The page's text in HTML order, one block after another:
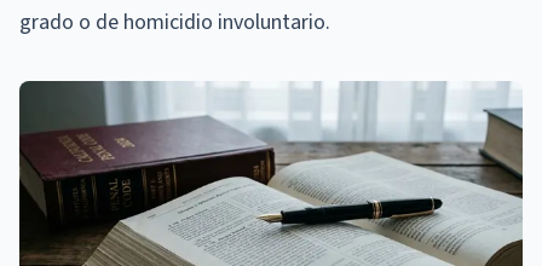
grado o de homicidio involuntario.